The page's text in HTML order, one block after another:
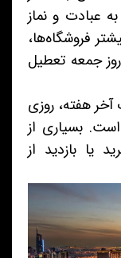
عبادت و نماز
فروشگاه‌ها،
روز جمعه تعطیل
هفته، روزی
بسیاری از
یا بازدید از